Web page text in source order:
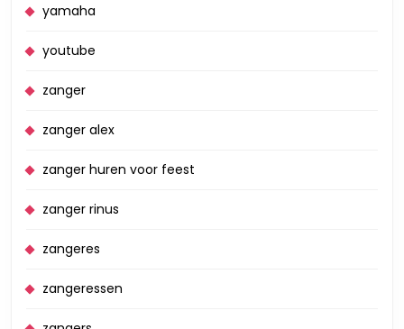
yamaha
youtube
zanger
zanger alex
zanger huren voor feest
zanger rinus
zangeres
zangeressen